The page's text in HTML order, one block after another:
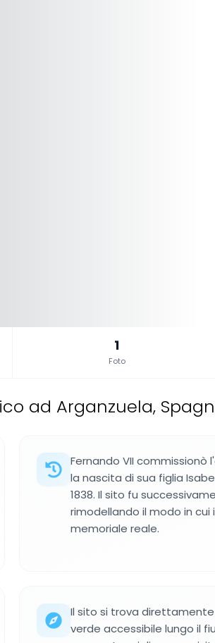
1
Foto
ad Arganzuela,
Fernando VII commissionò
la nascita di sua figlia
1838. Il sito fu
rimodellando il modo in
memoriale reale.
Il sito si trova direttamente
verde accessibile lungo il